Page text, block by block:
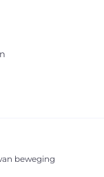
beweging